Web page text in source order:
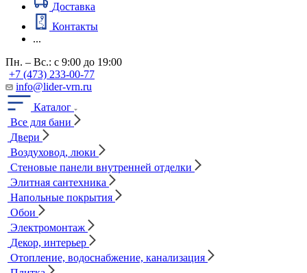
Доставка
Контакты
...
Пн. – Вс.: с 9:00 до 19:00
+7 (473) 233-00-77
info@lider-vrn.ru
Каталог
Все для бани
Двери
Воздуховод, люки
Стеновые панели внутренней отделки
Элитная сантехника
Напольные покрытия
Обои
Электромонтаж
Декор, интерьер
Отопление, водоснабжение, канализация